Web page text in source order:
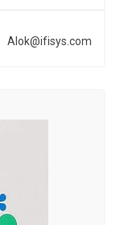
Alok@ifisys.com